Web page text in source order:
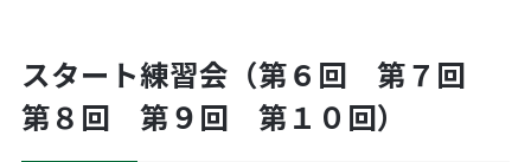
スタート練習会（第６回 第７回
第８回 第９回 第１０回）